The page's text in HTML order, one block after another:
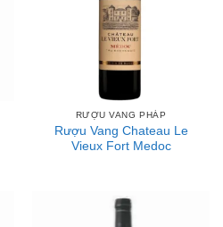
RƯỢU VANG PHÁP
Rượu Vang Chateau Le
Vieux Fort Medoc